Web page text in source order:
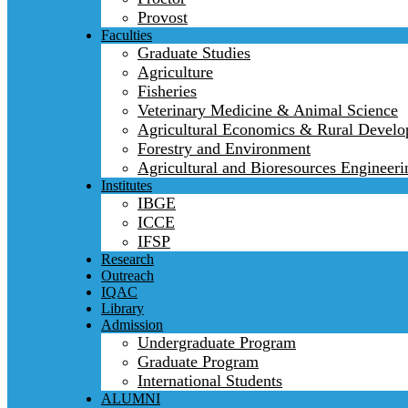
Provost
Faculties
Graduate Studies
Agriculture
Fisheries
Veterinary Medicine & Animal Science
Agricultural Economics & Rural
Forestry and Environment
Agricultural and Bioresources
Institutes
IBGE
ICCE
IFSP
Research
Outreach
IQAC
Library
Admission
Undergraduate Program
Graduate Program
International Students
ALUMNI